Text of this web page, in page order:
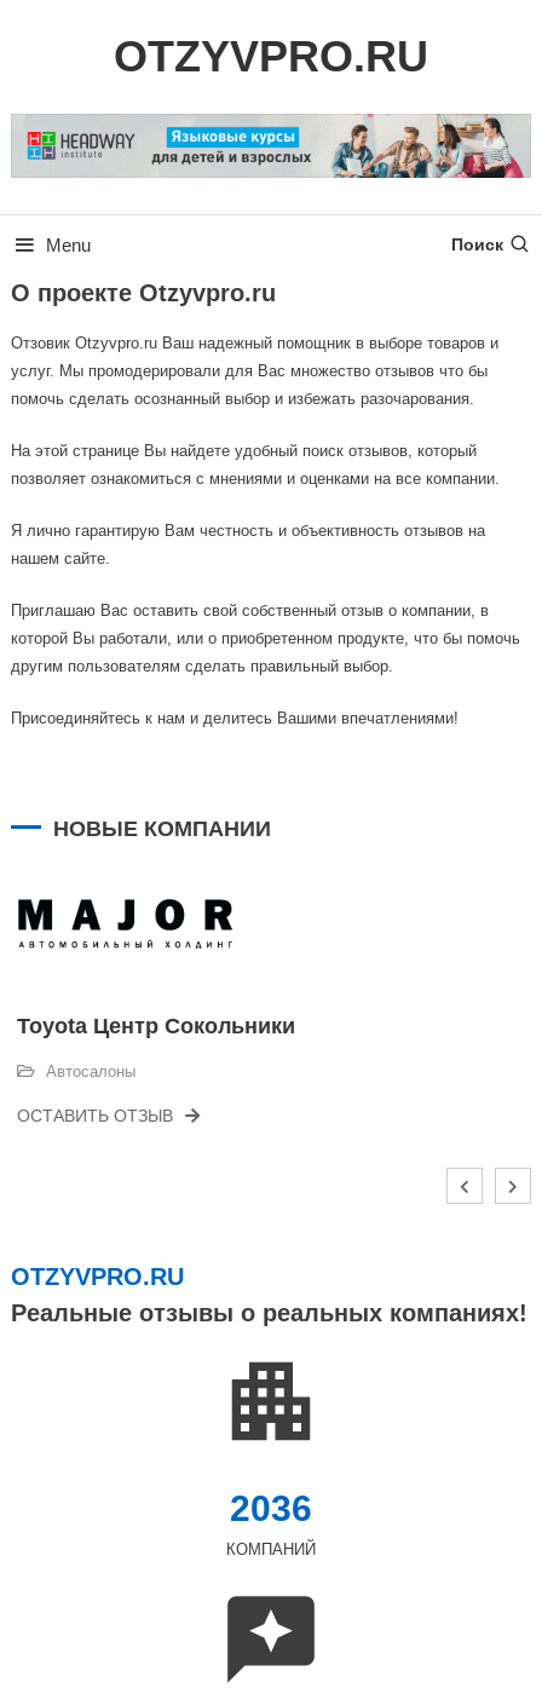
OTZYVPRO.RU
Menu Поиск
О проекте Otzyvpro.ru
Отзовик Otzyvpro.ru Ваш надежный помощник в выборе товаров и
услуг. Мы промодерировали для Вас множество отзывов что бы
помочь сделать осознанный выбор и избежать разочарования.
На этой странице Вы найдете удобный поиск отзывов, который
позволяет ознакомиться с мнениями и оценками на все компании.
Я лично гарантирую Вам честность и объективность отзывов на
нашем сайте.
Приглашаю Вас оставить свой собственный отзыв о компании, в
которой Вы работали, или о приобретенном продукте, что бы помочь
другим пользователям сделать правильный выбор.
Присоединяйтесь к нам и делитесь Вашими впечатлениями!
НОВЫЕ КОМПАНИИ
Toyota Центр Сокольники
Автосалоны
ОСТАВИТЬ ОТЗЫВ
OTZYVPRO.RU
Реальные отзывы о реальных компаниях!
2036
КОМПАНИЙ